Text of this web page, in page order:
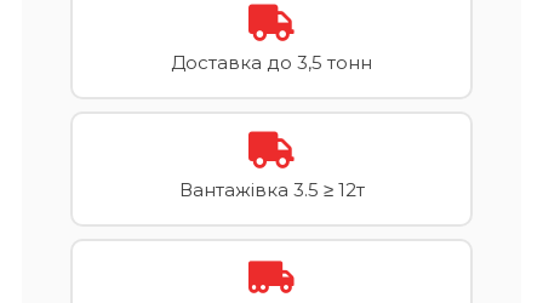
Доставка до 3,5 тонн
Вантажівка 3.5 ≥ 12т